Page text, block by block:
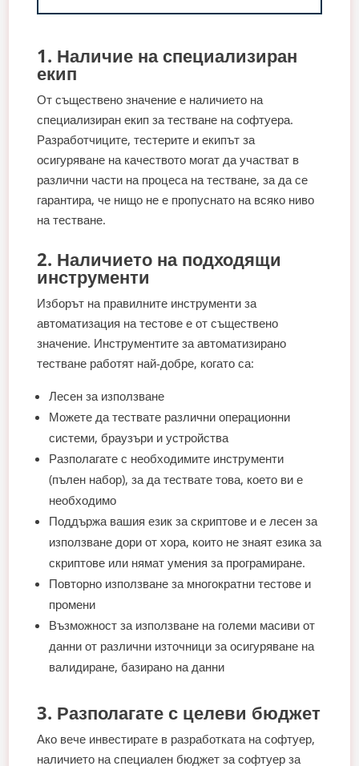
1. Наличие на специализиран
екип
От съществено значение е наличието на
специализиран екип за тестване на софтуера.
Разработчиците, тестерите и екипът за
осигуряване на качеството могат да участват в
различни части на процеса на тестване, за да се
гарантира, че нищо не е пропуснато на всяко ниво
на тестване.
2. Наличието на подходящи
инструменти
Изборът на правилните инструменти за
автоматизация на тестове е от съществено
значение. Инструментите за автоматизирано
тестване работят най-добре, когато са:
Лесен за използване
Можете да тествате различни операционни
системи, браузъри и устройства
Разполагате с необходимите инструменти
(пълен набор), за да тествате това, което ви е
необходимо
Поддържа вашия език за скриптове и е лесен за
използване дори от хора, които не знаят езика за
скриптове или нямат умения за програмиране.
Повторно използване за многократни тестове и
промени
Възможност за използване на големи масиви от
данни от различни източници за осигуряване на
валидиране, базирано на данни
3. Разполагате с целеви бюджет
Ако вече инвестирате в разработката на софтуер,
наличието на специален бюджет за софтуер за